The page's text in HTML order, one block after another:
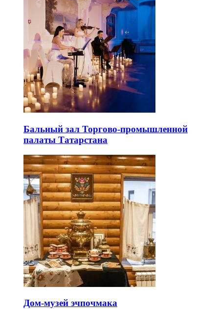
Бальный зал Торгово-промышленной
палаты Татарстана
Дом-музей эчпочмака